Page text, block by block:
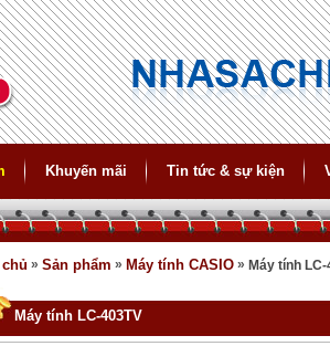
Khuyến mãi Tin tức & sự kiện
» Sản phẩm » Máy tính CASIO » Máy tính LC-
Máy tính LC-403TV